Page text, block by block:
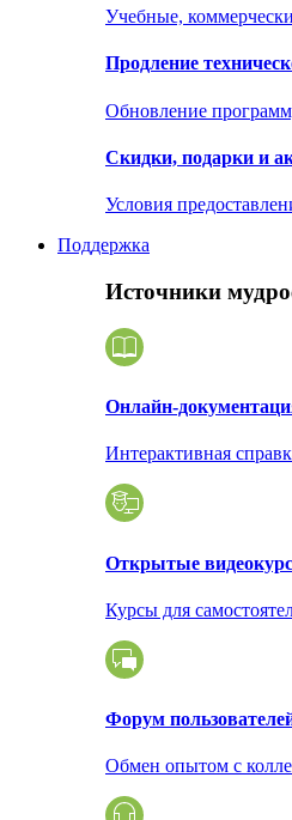
Учебные,
Продление
Обновление
Скидки, подарки и
Условия
Поддержка
Источники
Онлайн-
Интерактивная
Открытые
Курсы для
Форум
Обмен опытом с